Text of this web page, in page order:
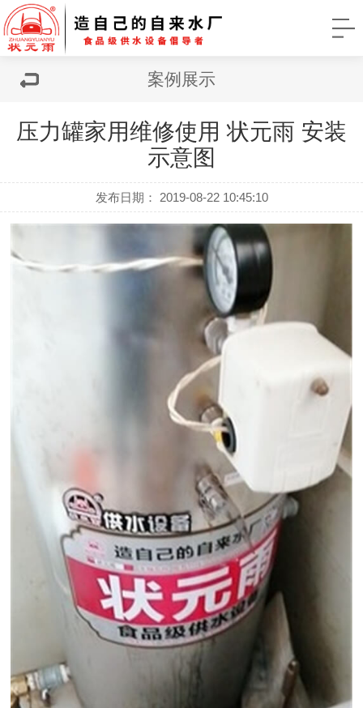
案例展示
压力罐家用维修使用 状元雨 安装
示意图
发布日期： 2019-08-22 10:45:10